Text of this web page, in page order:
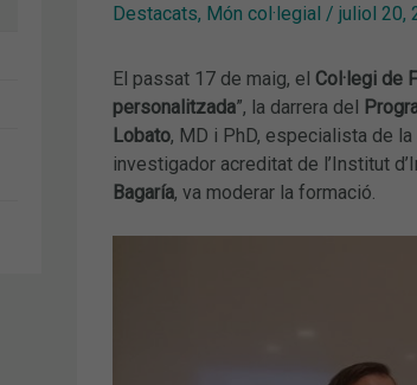
Destacats, Món col·legial / juliol 20,
El passat 17 de maig, el Col·legi de
personalitzada”, la darrera del
Lobato, MD i PhD, especialista de
investigador acreditat de l’Institut
Bagaría, va moderar la formació.